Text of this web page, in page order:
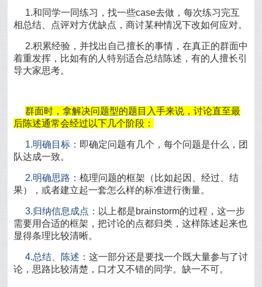
1.和同学一同练习，找一些case去做，每次练习完互
相总结、点评对方优缺点，商讨某种情况下改如何应对。
2.积累经验，并找出自己擅长的事情，在真正的群面中
着重发挥，比如有的人特别适合总结陈述，有的人擅长引
导大家思考。
群面时，拿解决问题型的题目入手来说，讨论直至最
后陈述通常会经过以下几个阶段：
1.明确目标： 即确定问题有几个，每个问题是什么，团
队达成一致。
2.明确思路：梳理问题的框架（比如起因、经过、结
果），或者建立起一套怎么样的标准进行衡量。
3.归纳信息成点： 以上都是brainstorm的过程，这一步
需要用合适的框架，把讨论的点都归类，这样陈述起来也
显得条理比较清晰。
4.总结、陈述：这一部分还是要找一个既大量参与了讨
论，思路比较清楚，口才又不错的同学。缺一不可。